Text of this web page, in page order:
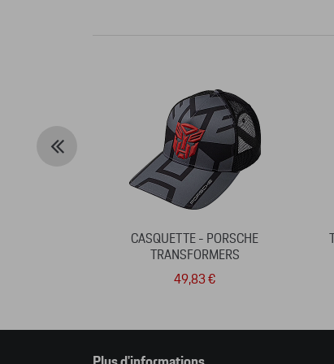
CASQUETTE - PORSCHE
TRANSFORMERS
49,83 €